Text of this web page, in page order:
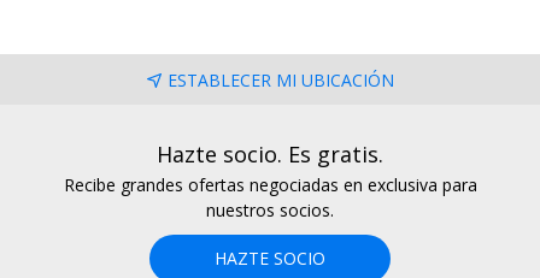
ESTABLECER MI UBICACIÓN
Hazte socio. Es gratis.
Recibe grandes ofertas negociadas en exclusiva para
nuestros socios.
HAZTE SOCIO